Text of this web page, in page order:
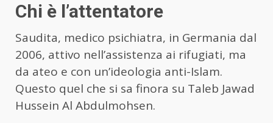
Chi è l’attentatore
Saudita, medico psichiatra, in Germania dal
2006, attivo nell’assistenza ai rifugiati, ma
da ateo e con un’ideologia anti-Islam.
Questo quel che si sa finora su Taleb Jawad
Hussein Al Abdulmohsen.